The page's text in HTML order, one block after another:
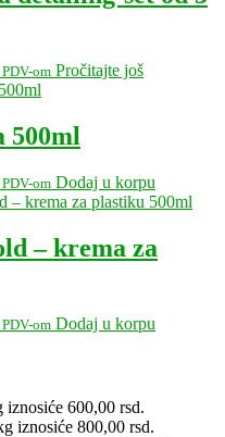
PDV-om Pročitajte još
500ml
PDV-om Dodaj u korpu
– krema za
PDV-om Dodaj u korpu
iznosiće 600,00 rsd.
iznosiće 800,00 rsd.